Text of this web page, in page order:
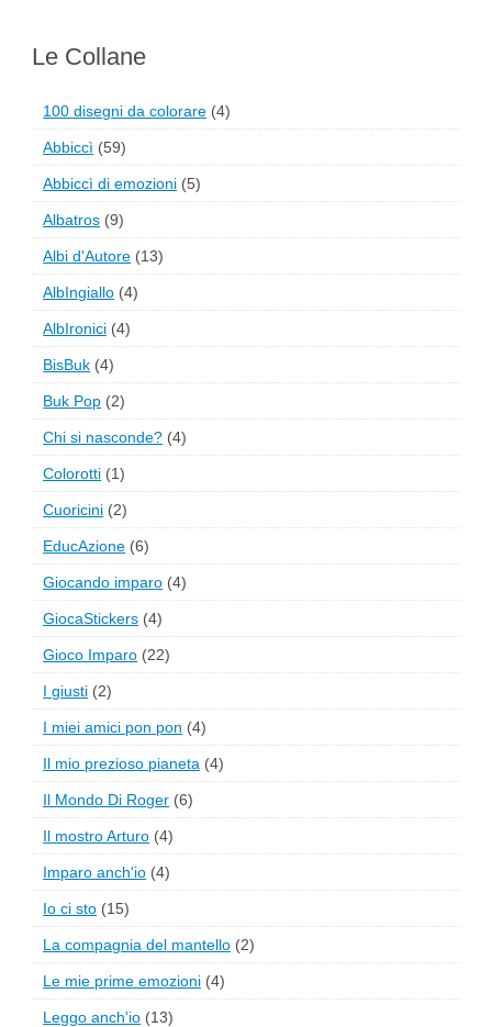
Le Collane
100 disegni da colorare (4)
Abbiccì (59)
Abbiccì di emozioni (5)
Albatros (9)
Albi d'Autore (13)
AlbIngiallo (4)
AlbIronici (4)
BisBuk (4)
Buk Pop (2)
Chi si nasconde? (4)
Colorotti (1)
Cuoricini (2)
EducAzione (6)
Giocando imparo (4)
GiocaStickers (4)
Gioco Imparo (22)
I giusti (2)
I miei amici pon pon (4)
Il mio prezioso pianeta (4)
Il Mondo Di Roger (6)
Il mostro Arturo (4)
Imparo anch'io (4)
Io ci sto (15)
La compagnia del mantello (2)
Le mie prime emozioni (4)
Leggo anch'io (13)